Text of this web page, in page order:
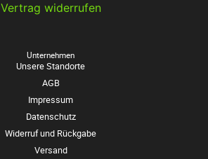
Vertrag widerrufen
Unternehmen
Unsere Standorte
AGB
Impressum
Datenschutz
Widerruf und Rückgabe
Versand